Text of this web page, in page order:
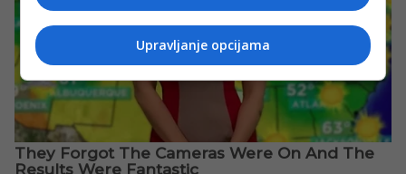
Upravljanje opcijama